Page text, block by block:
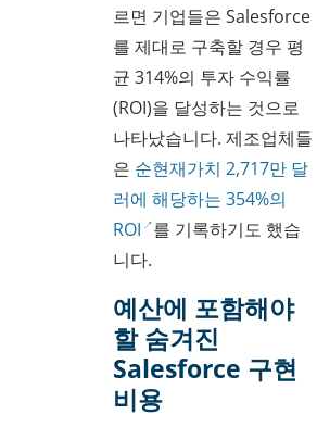
르면 기업들은 Salesforce
를 제대로 구축할 경우 평
균 314%의 투자 수익률
(ROI)을 달성하는 것으로
나타났습니다. 제조업체들
은 순현재가치 2,717만 달
러에 해당하는 354%의
ROI 를 기록하기도 했습
니다.
예산에 포함해야
할 숨겨진
Salesforce 구현
비용